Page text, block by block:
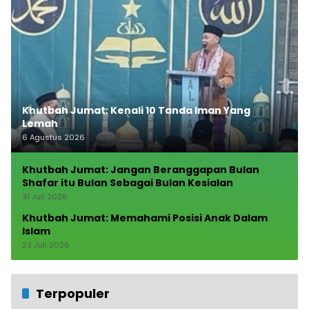
Khutbah Jumat: Kenali 10 Tanda Iman Yang
Lemah
6 Agustus 2026
Khutbah Jumat: Jangan Beranggapan Bulan
Shafar itu Bulan Sebagai Bulan Kesialan
31 Juli 2026
Khutbah Jumat: Memahami Posisi Anak Dalam
Islam
23 Juli 2026
Terpopuler